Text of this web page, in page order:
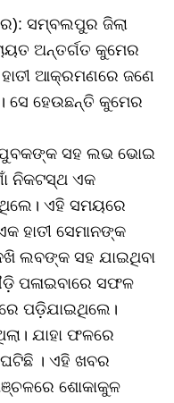
ସମ୍ବଲପୁର ଜିଲା
ଅନ୍ତର୍ଗତ କୁମେର
ଆକ୍ରମଣରେ ଜଣେ
ହେଉଛନ୍ତି କୁମେର
ଯୁବକଙ୍କ ସହ ଲଭ ଭୋଇ
ନିକଟସ୍ଥ ଏକ
ଏହି ସମୟରେ
ହାତୀ ସେମାନଙ୍କ
ଲବଙ୍କ ସହ ଯାଇଥିବା
ପଳାଇବାରେ ସଫଳ
ପଡ଼ିଯାଇଥିଲେ।
ଯାହା ଫଳରେ
। ଏହି ଖବର
ଶୋକାକୁଳ